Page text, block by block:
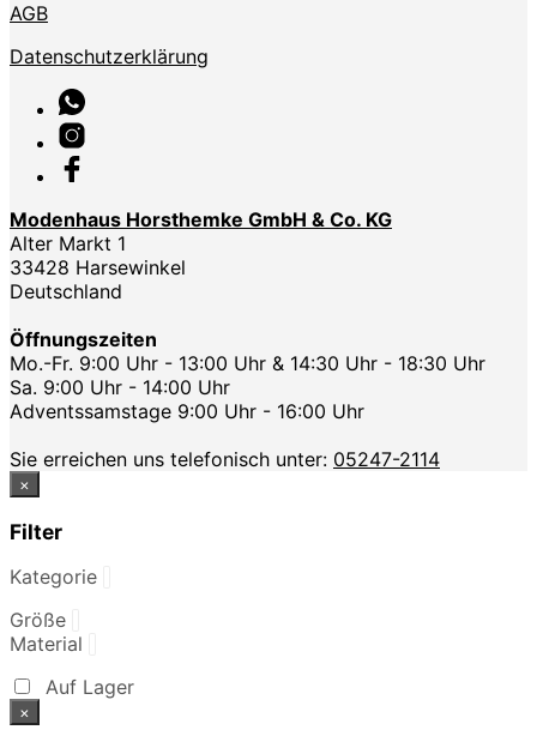
AGB
Datenschutzerklärung
Modenhaus Horsthemke GmbH & Co. KG
Alter Markt 1
33428 Harsewinkel
Deutschland
Öffnungszeiten
Mo.-Fr. 9:00 Uhr - 13:00 Uhr & 14:30 Uhr - 18:30 Uhr
Sa. 9:00 Uhr - 14:00 Uhr
Adventssamstage 9:00 Uhr - 16:00 Uhr
Sie erreichen uns telefonisch unter: 05247-2114
×
Filter
Kategorie
Größe
Material
Auf Lager
×